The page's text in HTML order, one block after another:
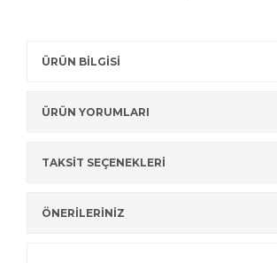
ÜRÜN BİLGİSİ
ÜRÜN YORUMLARI
TAKSİT SEÇENEKLERİ
ÖNERİLERİNİZ